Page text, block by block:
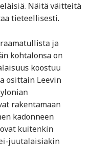
Näitä väitteitä
tieteellisesti.
ja
kohtalonsa on
koostuu
osittain Leevin
rakentamaan
kadonneen
kuitenkin
juutalaisiakin